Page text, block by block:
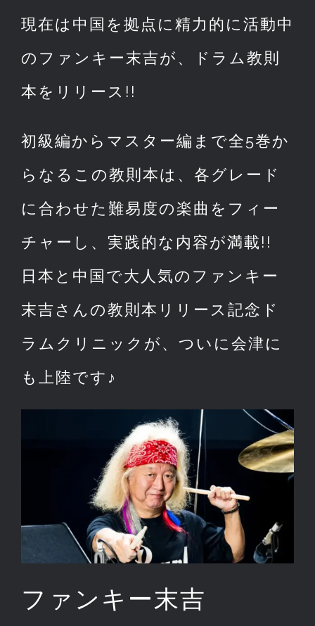
現在は中国を拠点に精力的に活動中
のファンキー末吉が、ドラム教則
本をリリース!!
初級編からマスター編まで全5巻か
らなるこの教則本は、各グレード
に合わせた難易度の楽曲をフィー
チャーし、実践的な内容が満載!!
日本と中国で大人気のファンキー
末吉さんの教則本リリース記念ド
ラムクリニックが、ついに会津に
も上陸です♪
ファンキー末吉